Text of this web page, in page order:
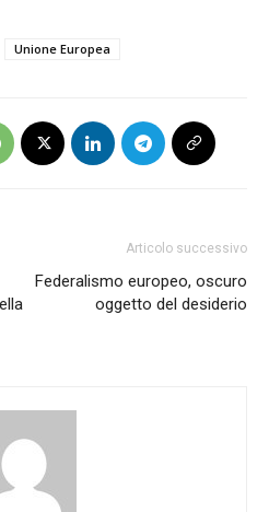
Unione Europea
Articolo successivo
Federalismo europeo, oscuro
oggetto del desiderio